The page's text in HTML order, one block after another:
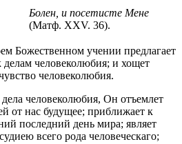
Болен, и посетисте Мене
(Матф. XXV. 36).
Божественном учении предлагает
человеколюбия; и хощет
человеколюбия.
человеколюбия, Он отъемлет
от нас будущее; приближает к
последний день мира; являет
всего рода человеческаго;